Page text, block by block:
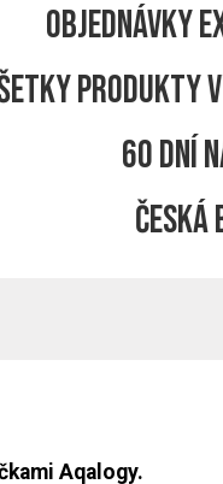
Objednávky
produkty
60 dní
Aqalogy.